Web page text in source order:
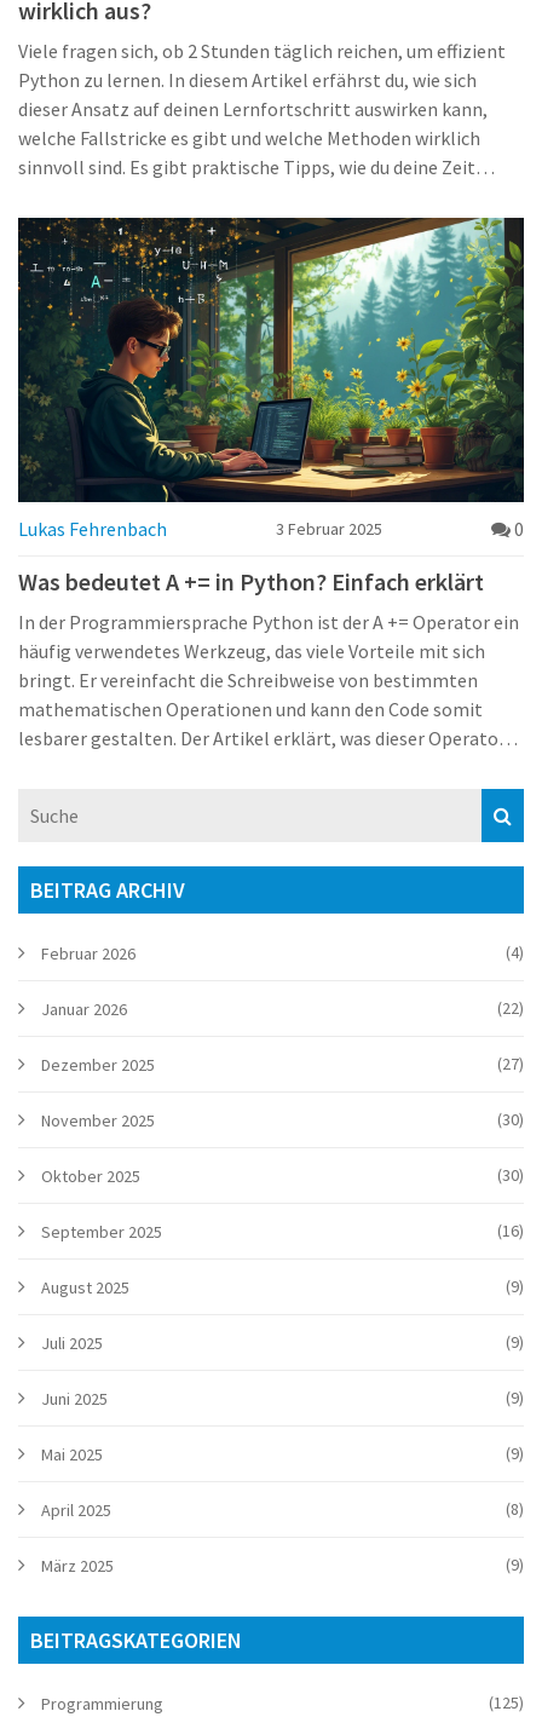
wirklich aus?
Viele fragen sich, ob 2 Stunden täglich reichen, um effizient
Python zu lernen. In diesem Artikel erfährst du, wie sich
dieser Ansatz auf deinen Lernfortschritt auswirken kann,
welche Fallstricke es gibt und welche Methoden wirklich
sinnvoll sind. Es gibt praktische Tipps, wie du deine Zeit
echten Beispielen bekommst du ein Gefühl dafür, was dich
erwartet. Am Ende weißt du genau, wie du deinen Weg in die
Welt von Python meisterst, ohne dich zu überfordern.
Lukas Fehrenbach 3 Februar 2025 0
Was bedeutet A += in Python? Einfach erklärt
In der Programmiersprache Python ist der A += Operator ein
häufig verwendetes Werkzeug, das viele Vorteile mit sich
bringt. Er vereinfacht die Schreibweise von bestimmten
mathematischen Operationen und kann den Code somit
lesbarer gestalten. Der Artikel erklärt, was dieser Operator
interessante Aspekte der Nutzung und Anwendung
BEITRAG ARCHIV
Februar 2026 (4)
Januar 2026 (22)
Dezember 2025 (27)
November 2025 (30)
Oktober 2025 (30)
September 2025 (16)
August 2025 (9)
Juli 2025 (9)
Juni 2025 (9)
Mai 2025 (9)
April 2025 (8)
März 2025 (9)
BEITRAGSKATEGORIEN
Programmierung (125)